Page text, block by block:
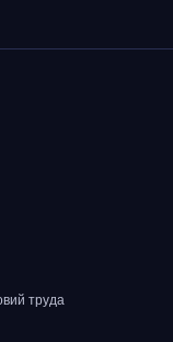
труда